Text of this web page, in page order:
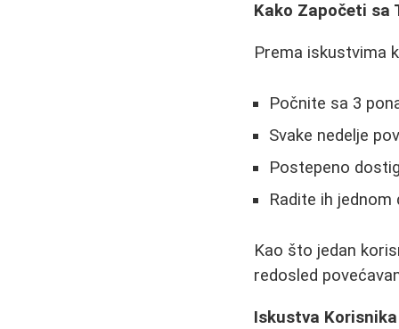
Kako Započeti sa
Prema iskustvima
Počnite sa 3
Svake nedelje
Postepeno
Radite ih jednom
Kao što jedan
redosled
Iskustva